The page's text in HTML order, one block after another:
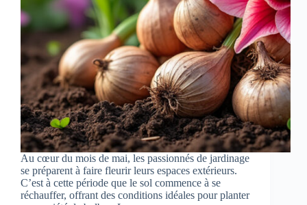
Au cœur du mois de mai, les passionnés de jardinage
se préparent à faire fleurir leurs espaces extérieurs.
C’est à cette période que le sol commence à se
réchauffer, offrant des conditions idéales pour planter